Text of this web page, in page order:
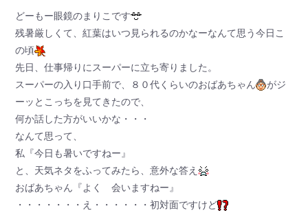
どーもー眼鏡のまりこです
残暑厳しくて、紅葉はいつ見られるのかなーなんて思う今日こ
の頃
先日、仕事帰りにスーパーに立ち寄りました。
スーパーの入り口手前で、８０代くらいのおばあちゃん
がジ
ーッとこっちを見てきたので、
何か話した方がいいかな・・・
なんて思って、
私『今日も暑いですねー』
と、天気ネタをふってみたら、意外な答え
おばあちゃん『よく 会いますねー』
・・・・・・・え・・・・・・初対面ですけど